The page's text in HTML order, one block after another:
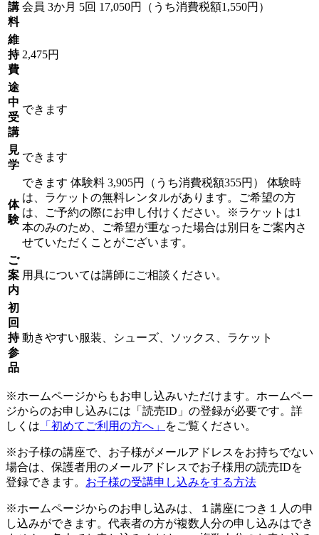
講
料
会員 3か月 5回 17,050円（うち消費税額1,550円）
維
持
費
2,475円
途
中
受
講
できます
見
学
できます
体
験
できます 体験料 3,905円（うち消費税額355円） 体験時
は、ラケットの無料レンタルがあります。ご希望の方
は、ご予約の際にお申し付けください。※ラケットは1
本のみのため、ご希望が重なった場合は別日をご案内さ
せていただくことがございます。
ご
案
内
用具については講師にご相談ください。
初
回
持
参
品
動きやすい服装、シューズ、ソックス、ラケット
※ホームページからもお申し込みいただけます。ホームペー
ジからのお申し込みには「読売ID」の登録が必要です。詳
しくは 「初めてご利用の方へ」 をご覧ください。
※お子様の講座で、お子様がメールアドレスをお持ちでない
場合は、保護者用のメールアドレスでお子様用の読売IDを
登録できます。 お子様の受講申し込みをする方法
※ホームページからのお申し込みは、１講座につき１人の申
し込みができます。代表者の方が複数人分の申し込みはでき